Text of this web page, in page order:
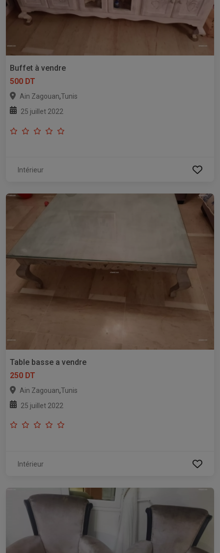
Buffet à vendre
500 DT
Ain Zagouan,Tunis
25 juillet 2022
Intérieur
Table basse a vendre
250 DT
Ain Zagouan,Tunis
25 juillet 2022
Intérieur